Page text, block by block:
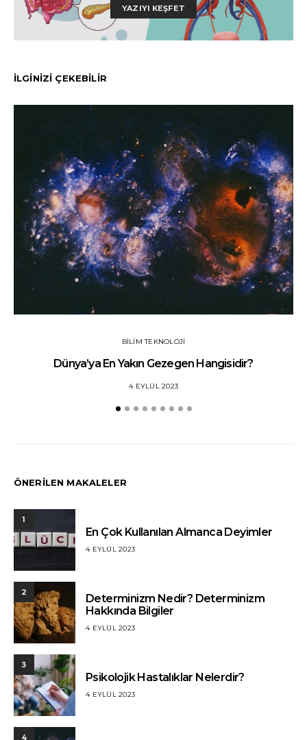
YAZIYI KEŞFET
İLGİNİZİ ÇEKEBİLİR
BILIM TEKNOLOJI
Dünya’ya En Yakın Gezegen Hangisidir?
4 EYLÜL 2023
ÖNERİLEN MAKALELER
1
En Çok Kullanılan Almanca Deyimler
4 EYLÜL 2023
2
Determinizm Nedir? Determinizm
Hakkında Bilgiler
4 EYLÜL 2023
3
Psikolojik Hastalıklar Nelerdir?
4 EYLÜL 2023
4